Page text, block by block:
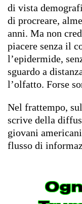
di vista
di procreare,
anni. Ma non
piacere senza il
l’epidermide,
sguardo a
l’olfatto. Forse
Nel frattempo, sul
scrive della
giovani
flusso di